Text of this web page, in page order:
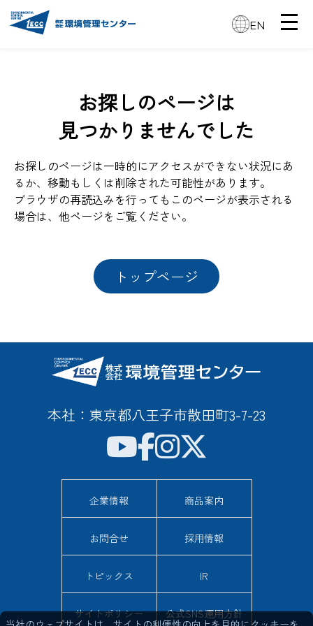
EN
お探しのページは
見つかりませんでした
お探しのページは一時的にアクセスができない状況にあ
るか、移動もしくは削除された可能性があります。
ブラウザの再読込みを行ってもこのページが表示される
場合は、他ページをご覧ください。
トップページ
本社：東京都八王子市散田町3-7-23
企業情報 商品案内
お問合せ 採用情報
トピックス IR
サイトポリシー 公式SNS運用方針